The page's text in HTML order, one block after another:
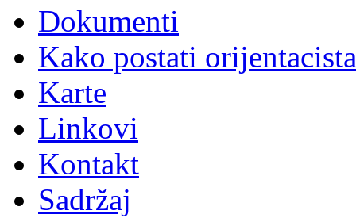
Dokumenti
Kako postati
Karte
Linkovi
Kontakt
Sadržaj